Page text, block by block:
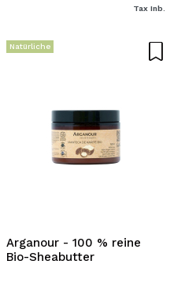
Tax Inb.
Natürliche
Arganour - 100 % reine
Bio-Sheabutter